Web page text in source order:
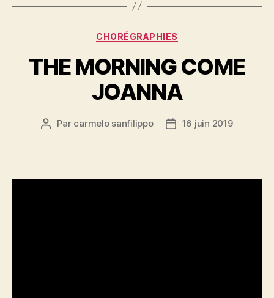
Catégories
CHORÉGRAPHIES
THE MORNING COME
JOANNA
Auteur
Par carmelo sanfilippo
Date16 juin 2019